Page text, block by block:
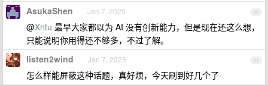
40
AsukaShen Jan 7, 2025
@Xntu 最早大家都以为 AI 没有创新能力，但是现在还这么想，
只能说明你用得还不够多，不过了解。
41
listen2wind Jan 7, 2025
怎么样能屏蔽这种话题，真好烦，今天刷到好几个了